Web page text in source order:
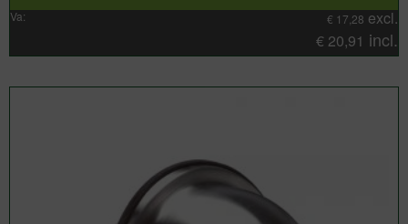
Va: € 17,28 excl.
€ 20,91 incl.